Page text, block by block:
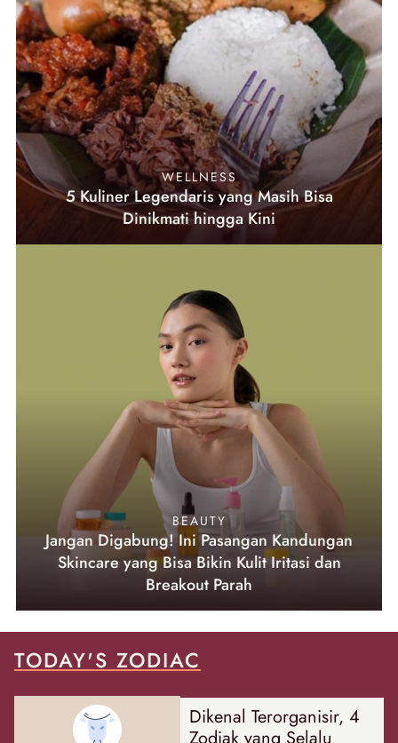
WELLNESS
5 Kuliner Legendaris yang Masih Bisa
Dinikmati hingga Kini
BEAUTY
Jangan Digabung! Ini Pasangan Kandungan
Skincare yang Bisa Bikin Kulit Iritasi dan
Breakout Parah
TODAY'S ZODIAC
Dikenal Terorganisir, 4